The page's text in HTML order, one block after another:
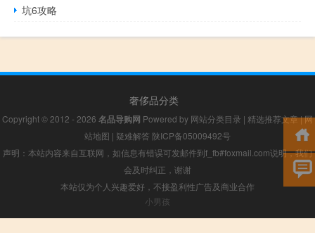
坑6攻略
奢侈品分类
Copyright © 2012 - 2026 名品导购网 Powered by 网站分类目录 | 精选推荐文章|网
站地图 | 疑难解答 陕ICP备05009492号
声明：本站内容来自互联网，如信息有错误可发邮件到f_fb#foxmail.com说明，我们
会及时纠正，谢谢
本站仅为个人兴趣爱好，不接盈利性广告及商业合作
小男孩